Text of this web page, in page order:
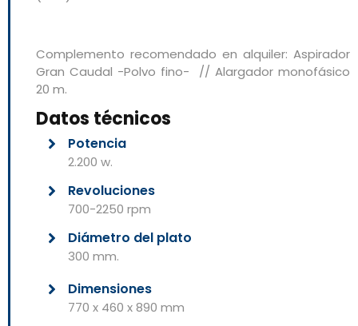
Complemento recomendado en alquiler: Aspirador
Gran Caudal -Polvo fino- // Alargador monofásico
20 m.
Datos técnicos
Potencia
2.200 w.
Revoluciones
700-2250 rpm
Diámetro del plato
300 mm.
Dimensiones
770 x 460 x 890 mm